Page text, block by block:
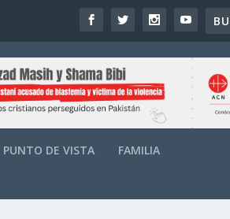
PUNTO DE VISTA FAMILIA